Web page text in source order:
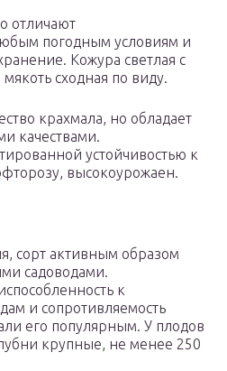
отличают
погодным условиям и
Кожура светлая с
сходная по виду.
крахмала, но обладает
качествами.
устойчивостью к
высокоурожаен.
сорт активным образом
садоводами.
к
и сопротивляемость
его популярным. У плодов
крупные, не менее 250